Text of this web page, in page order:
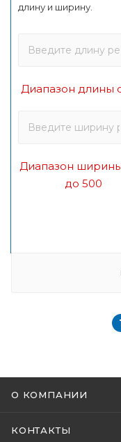
длину и ширину.
Диапазон длины
Диапазон
до 500
О КОМПАНИИ
КОНТАКТЫ